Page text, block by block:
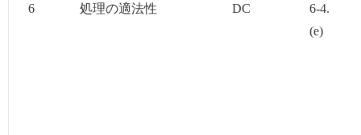
6 処理の適法性 DC
6-4.
(e)